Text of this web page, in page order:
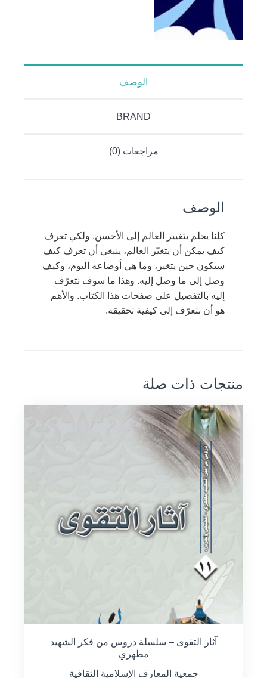
الوصف
BRAND
مراجعات (0)
الوصف
كلنا يحلم بتغيير العالم إلى الأحسن. ولكي تعرف
كيف يمكن أن يتغيّر العالم، ينبغي أن تعرف كيف
سيكون حين يتغير، وما هي أوضاعه اليوم، وكيف
وصل إلى ما وصل إليه. وهذا ما سوف نتعرّف
إليه بالتفصيل على صفحات هذا الكتاب. والأهم
هو أن نتعرّف إلى كيفية تحقيقه.
منتجات ذات صلة
آثار التقوى – سلسلة دروس من فكر الشهيد
مطهري
جمعية المعارف الإسلامية الثقافية